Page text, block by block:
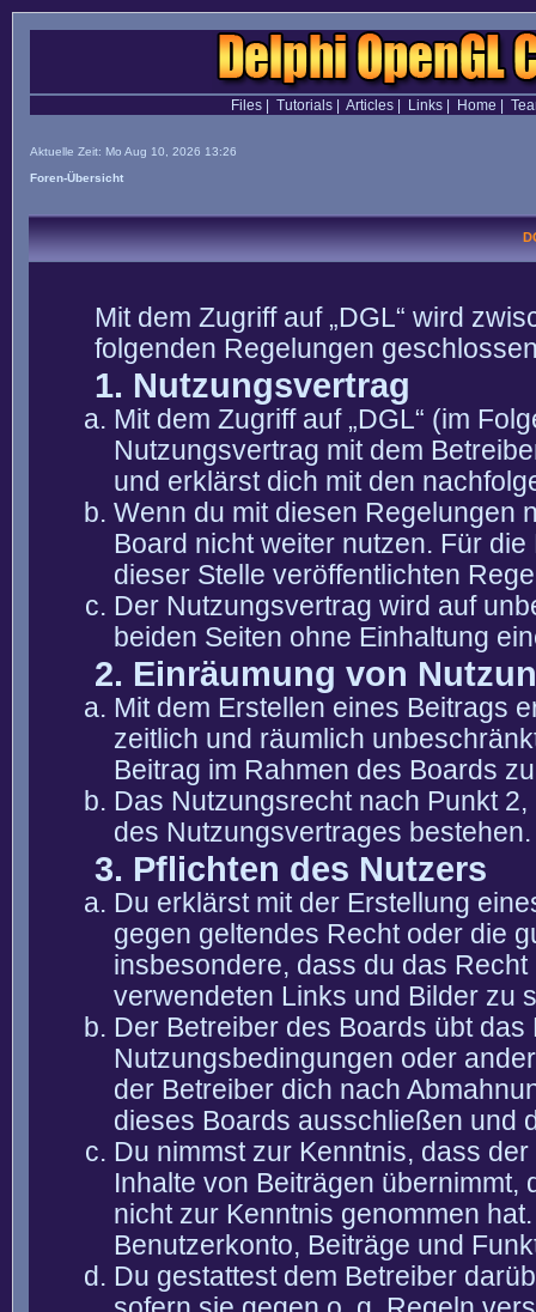
Files| Tutorials| Articles| Links| Home
Aktuelle Zeit: Mo Aug 10, 2026 13:26
Foren-Übersicht
Mit dem Zugriff auf „DGL“ wird
folgenden Regelungen
1. Nutzungsvertrag
Mit dem Zugriff auf „DGL“ (im
Nutzungsvertrag mit dem
und erklärst dich mit den
Wenn du mit diesen Regelungen
Board nicht weiter nutzen. Für
dieser Stelle veröffentlichten
Der Nutzungsvertrag wird auf
beiden Seiten ohne Einhaltung
2. Einräumung von
Mit dem Erstellen eines Beitrags
zeitlich und räumlich
Beitrag im Rahmen des Boards
Das Nutzungsrecht nach Punkt
des Nutzungsvertrages bestehen.
3. Pflichten des Nutzers
Du erklärst mit der Erstellung
gegen geltendes Recht oder die
insbesondere, dass du das
verwendeten Links und Bilder zu
Der Betreiber des Boards übt
Nutzungsbedingungen oder
der Betreiber dich nach
dieses Boards ausschließen und
Du nimmst zur Kenntnis, dass
Inhalte von Beiträgen übernimmt,
nicht zur Kenntnis genommen
Benutzerkonto, Beiträge und
Du gestattest dem Betreiber